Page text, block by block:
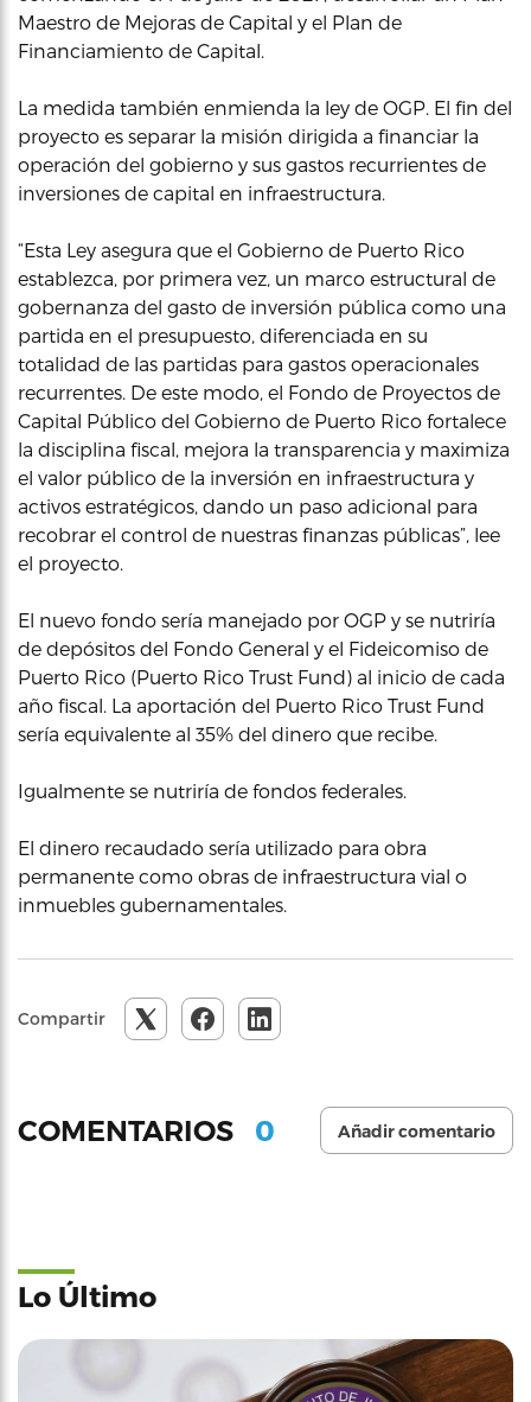
Maestro de Mejoras de Capital y el Plan de
Financiamiento de Capital.
La medida también enmienda la ley de OGP. El fin del
proyecto es separar la misión dirigida a financiar la
operación del gobierno y sus gastos recurrientes de
inversiones de capital en infraestructura.
“Esta Ley asegura que el Gobierno de Puerto Rico
establezca, por primera vez, un marco estructural de
gobernanza del gasto de inversión pública como una
partida en el presupuesto, diferenciada en su
totalidad de las partidas para gastos operacionales
recurrentes. De este modo, el Fondo de Proyectos de
Capital Público del Gobierno de Puerto Rico fortalece
la disciplina fiscal, mejora la transparencia y maximiza
el valor público de la inversión en infraestructura y
activos estratégicos, dando un paso adicional para
recobrar el control de nuestras finanzas públicas”, lee
el proyecto.
El nuevo fondo sería manejado por OGP y se nutriría
de depósitos del Fondo General y el Fideicomiso de
Puerto Rico (Puerto Rico Trust Fund) al inicio de cada
año fiscal. La aportación del Puerto Rico Trust Fund
sería equivalente al 35% del dinero que recibe.
Igualmente se nutriría de fondos federales.
El dinero recaudado sería utilizado para obra
permanente como obras de infraestructura vial o
inmuebles gubernamentales.
Compartir
COMENTARIOS 0 Añadir comentario
Lo Último